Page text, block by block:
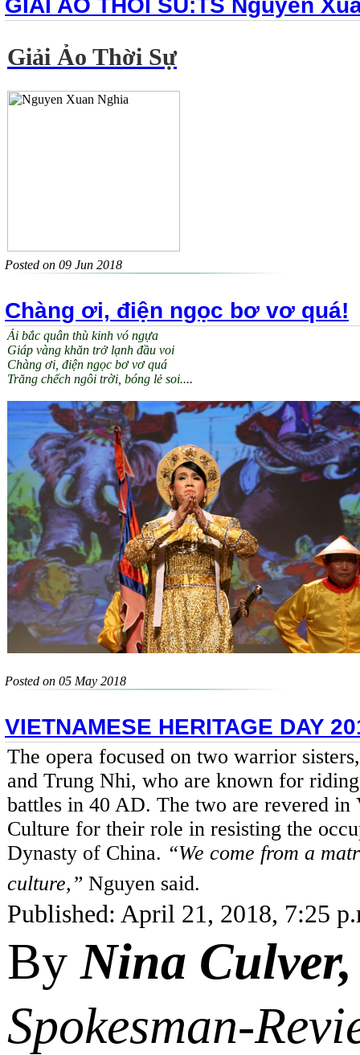
GIAI AO THOI SU:TS Nguyen
Giải Ảo Thời Sự
Posted on 09 Jun 2018
Chàng ơi, điện ngọc bơ vơ quá!
Ải bắc quân thù kinh vó ngựa
Giáp vàng khăn trở lạnh đầu voi
Chàng ơi, điện ngọc bơ vơ quá
Trăng chếch ngôi trời, bóng lẻ soi....
Posted on 05 May 2018
VIETNAMESE HERITAGE DAY
The opera focused on two warrior
and Trung Nhi, who are known for
battles in 40 AD. The two are revered in
Culture for their role in resisting the
Dynasty of China. “We come from a
culture,” Nguyen said.
Published: April 21, 2018, 7:25
ByNina
Spokesman-